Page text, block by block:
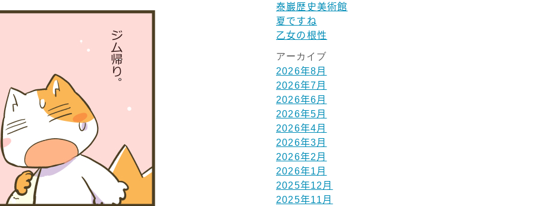
泰巖歴史美術館
夏ですね
乙女の根性
アーカイブ
2026年8月
2026年7月
2026年6月
2026年5月
2026年4月
2026年3月
2026年2月
2026年1月
2025年12月
2025年11月